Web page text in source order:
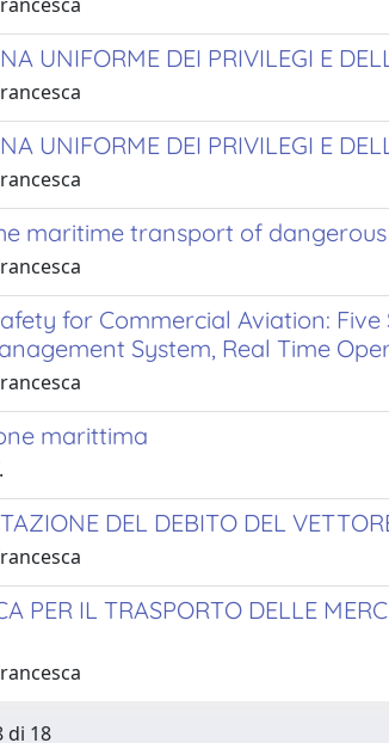
UNIFORME DEI PRIVILEGI E
UNIFORME DEI PRIVILEGI E
maritime transport of
for Commercial Aviation:
System, Real Time
marittima
DEL DEBITO DEL
PER IL TRASPORTO DELLE
di 18